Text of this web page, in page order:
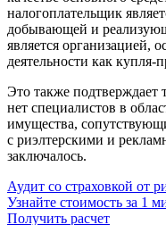
налогоплательщик
добывающей и
является организацией,
деятельности как
Это также подтверждает
нет специалистов в
имущества,
с риэлтерскими и
заключалось.
Аудит со страховкой от
Узнайте стоимость за 1
Получить расчет